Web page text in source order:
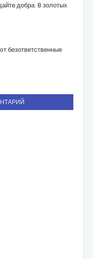
добра: 8 золотых
безответственные